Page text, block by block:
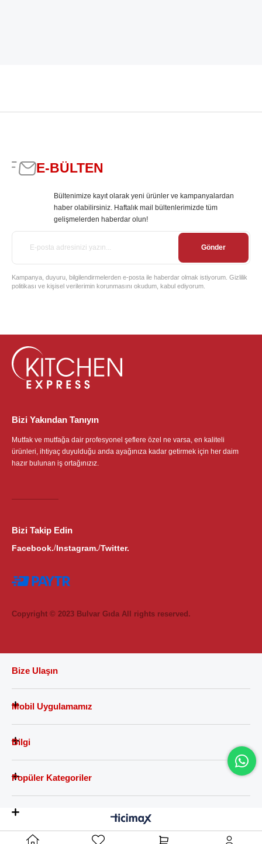
E-BÜLTEN
Bültenimize kayıt olarak yeni ürünler ve kampanyalardan
haber olabilirsiniz. Haftalık mail bültenlerimizde tüm
gelişmelerden haberdar olun!
Gönder
Kampanya, duyuru, bilgilendirmelerden e-posta ile haberdar olmak istiyorum. Gizlilik
politikası ve kişisel verilerimin korunmasını okudum, kabul ediyorum.
Bizi Yakından Tanıyın
Mutfak ve mutfağa dair profesyonel şeflere özel ne varsa, en kaliteli
ürünleri, ihtiyaç duyulduğu anda ayağınıza kadar getirmek için her daim
hazır bulunan iş ortağınızız.
Bizi Takip Edin
Facebook./Instagram./Twitter.
Copyright © 2023 Bulvar Gıda All rights reserved.
Bize Ulaşın
Mobil Uygulamamız
Bilgi
Popüler Kategoriler